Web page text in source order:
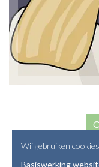
Wij gebruiken
Basiswerking